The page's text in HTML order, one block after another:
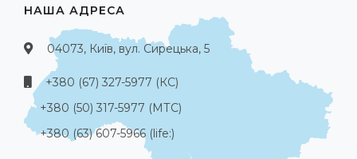
НАША АДРЕСА
04073, Київ, вул. Сирецька, 5
+380 (67) 327-5977 (КС)
+380 (50) 317-5977 (МТС)
+380 (63) 607-5966 (life:)